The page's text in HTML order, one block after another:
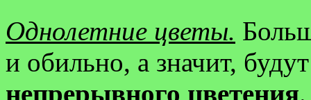
Однолетние цветы.
и обильно, а значит,
непрерывного цветения